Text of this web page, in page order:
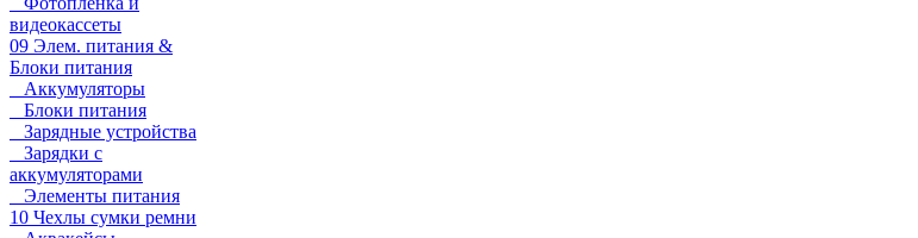
видеокассеты
09 Элем. питания &
Блоки питания
Аккумуляторы
Блоки питания
Зарядные устройства
Зарядки с
аккумуляторами
Элементы питания
10 Чехлы сумки ремни